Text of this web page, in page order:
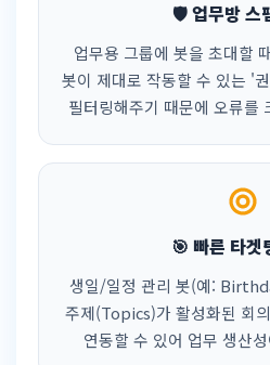
🛡️ 업무방 스
업무용 그룹에 봇을 초대할
봇이 제대로 작동할 수 있는 '
필터링해주기 때문에 오류를
🎯 빠른 타겟
생일/일정 관리 봇(예:
주제(Topics)가 활성화된 회
연동할 수 있어 업무 생산